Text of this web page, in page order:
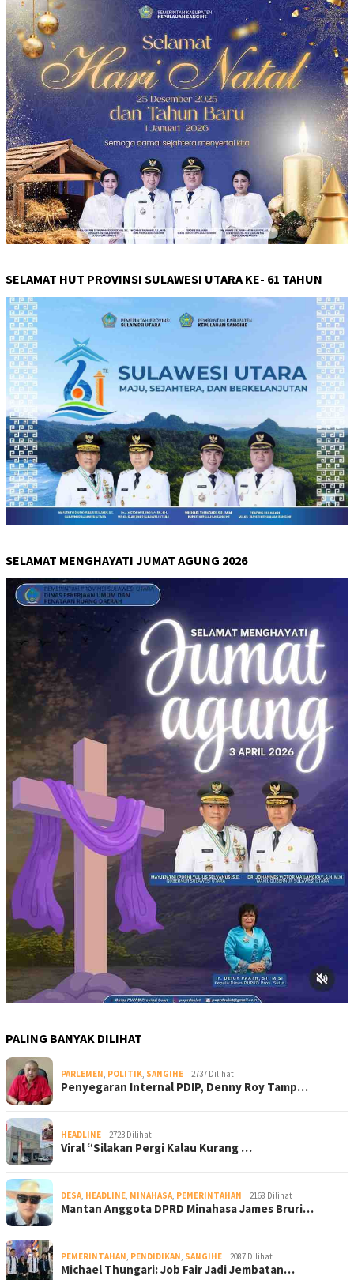
SELAMAT HUT PROVINSI SULAWESI UTARA KE- 61 TAHUN
SELAMAT MENGHAYATI JUMAT AGUNG 2026
PALING BANYAK DILIHAT
PARLEMEN, POLITIK, SANGIHE 2737 Dilihat
Penyegaran Internal PDIP, Denny Roy Tamp…
HEADLINE 2723 Dilihat
Viral “Silakan Pergi Kalau Kurang …
DESA, HEADLINE, MINAHASA, PEMERINTAHAN 2168 Dilihat
Mantan Anggota DPRD Minahasa James Bruri…
PEMERINTAHAN, PENDIDIKAN, SANGIHE 2087 Dilihat
Michael Thungari: Job Fair Jadi Jembatan…